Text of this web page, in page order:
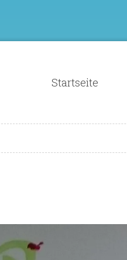
Startseite